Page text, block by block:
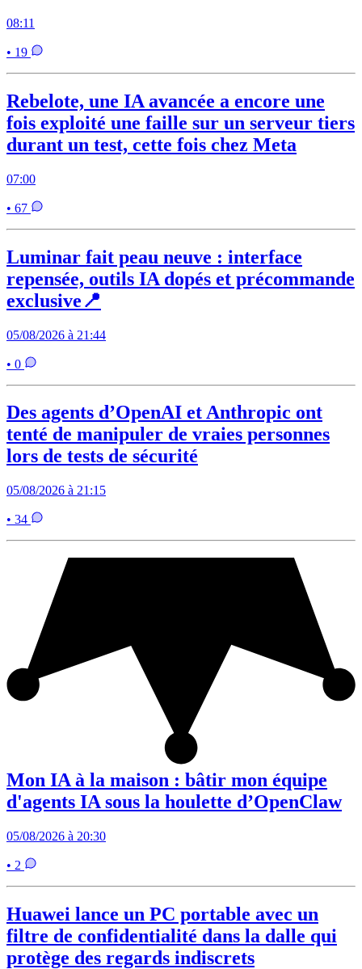
08:11
• 19
Rebelote, une IA avancée a encore une
fois exploité une faille sur un serveur tiers
durant un test, cette fois chez Meta
07:00
• 67
Luminar fait peau neuve : interface
repensée, outils IA dopés et précommande
exclusive📍
05/08/2026 à 21:44
• 0
Des agents d’OpenAI et Anthropic ont
tenté de manipuler de vraies personnes
lors de tests de sécurité
05/08/2026 à 21:15
• 34
Mon IA à la maison : bâtir mon équipe
d'agents IA sous la houlette d’OpenClaw
05/08/2026 à 20:30
• 2
Huawei lance un PC portable avec un
filtre de confidentialité dans la dalle qui
protège des regards indiscrets